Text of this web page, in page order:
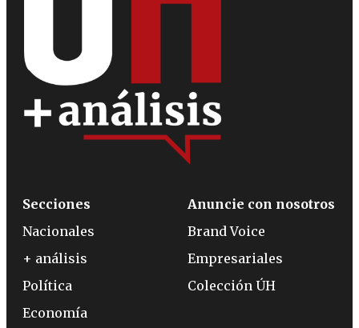
Secciones
Nacionales
+ análisis
Política
Economía
Anuncie con nosotros
Brand Voice
Empresariales
Colección ÚH